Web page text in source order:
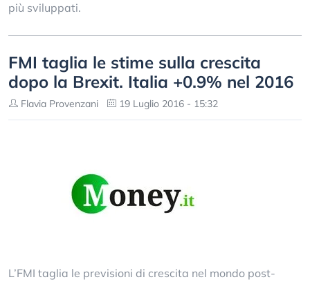
più sviluppati.
FMI taglia le stime sulla crescita
dopo la Brexit. Italia +0.9% nel 2016
Flavia Provenzani 19 Luglio 2016 - 15:32
L’FMI taglia le previsioni di crescita nel mondo post-